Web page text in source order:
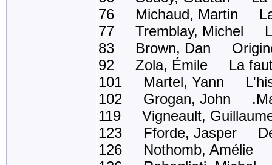
76 Michaud, Martin La
77 Tremblay, Michel
83 Brown, Dan
92 Zola, Émile La
101 Martel, Yann
102 Grogan, John
119 Vigneault,
123 Fforde, Jasper
126 Nothomb, Amélie